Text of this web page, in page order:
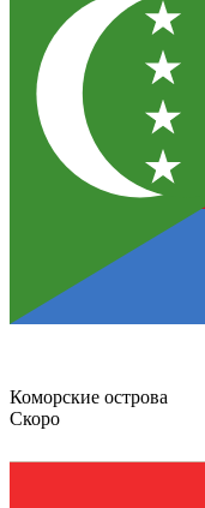
Коморские острова
Скоро